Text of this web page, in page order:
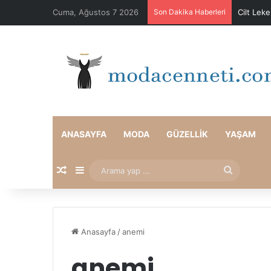
Cuma, Ağustos 7 2026 Son Dakika Haberleri Cilt
ANASAYFA MODA GÜZELLIK YAŞAM
Rastgele Makale
Kenar Bölmesi
yap
Anasayfa /anemi